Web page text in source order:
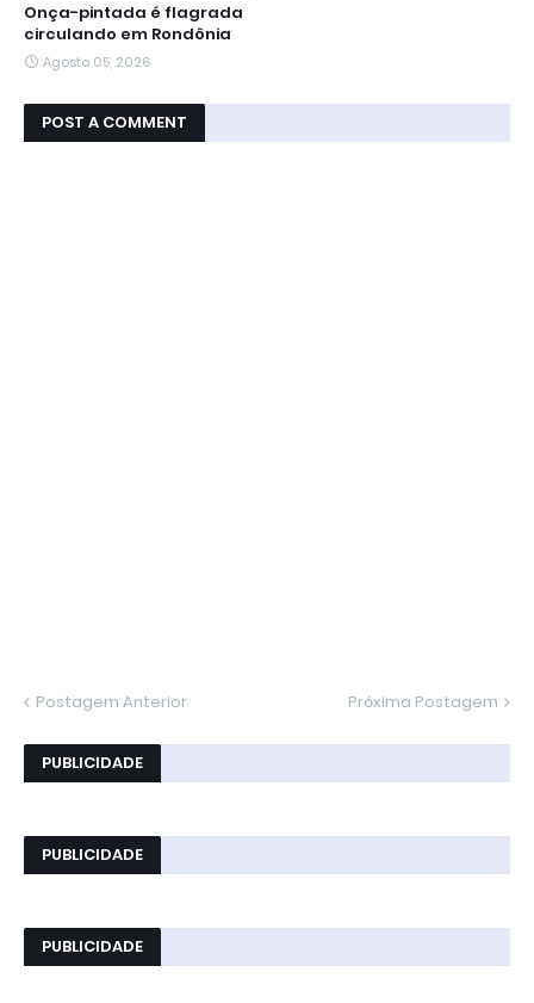
Onça-pintada é flagrada
circulando em Rondônia
Agosto 05, 2026
POST A COMMENT
Postagem Anterior Próxima Postagem
PUBLICIDADE
PUBLICIDADE
PUBLICIDADE